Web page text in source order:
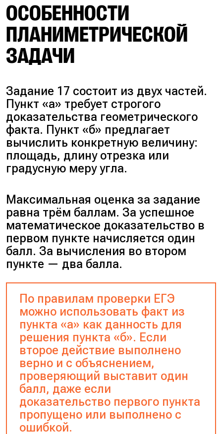
ОСОБЕННОСТИ
ПЛАНИМЕТРИЧЕСКОЙ
ЗАДАЧИ
Задание 17 состоит из двух частей.
Пункт «а» требует строгого
доказательства геометрического
факта. Пункт «б» предлагает
вычислить конкретную величину:
площадь, длину отрезка или
градусную меру угла.
Максимальная оценка за задание
равна трём баллам. За успешное
математическое доказательство в
первом пункте начисляется один
балл. За вычисления во втором
пункте — два балла.
По правилам проверки ЕГЭ
можно использовать факт из
пункта «а» как данность для
решения пункта «б». Если
второе действие выполнено
верно и с объяснением,
проверяющий выставит один
балл, даже если
доказательство первого пункта
пропущено или выполнено с
ошибкой.